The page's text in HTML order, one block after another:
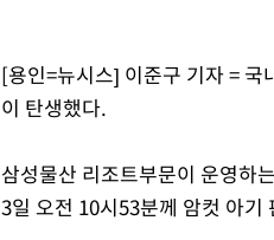
[용인=뉴시스] 이준구 기자 = 국
이 탄생했다.
삼성물산 리조트부문이 운영하
3일 오전 10시53분께 암컷 아